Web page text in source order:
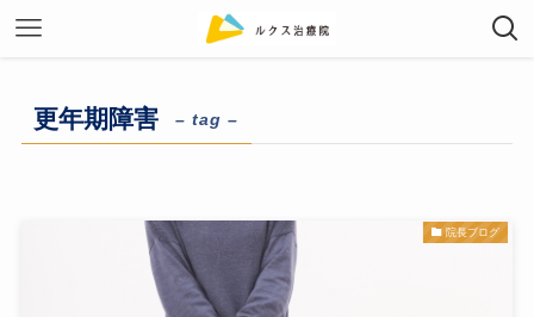
更年期障害 – tag –
院長ブログ